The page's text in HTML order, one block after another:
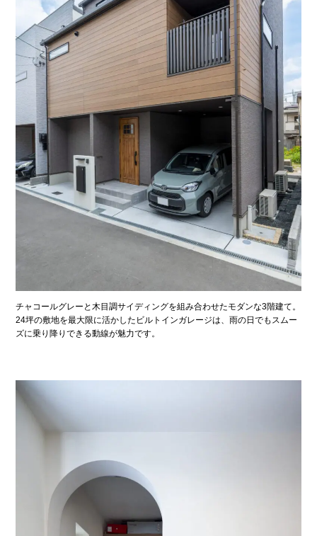
チャコールグレーと木目調サイディングを組み合わせたモダンな3階建て。
24坪の敷地を最大限に活かしたビルトインガレージは、雨の日でもスムー
ズに乗り降りできる動線が魅力です。